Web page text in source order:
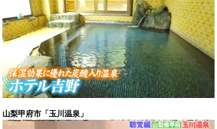
山梨甲府市「玉川温泉」